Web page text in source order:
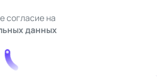
согласие на
данных